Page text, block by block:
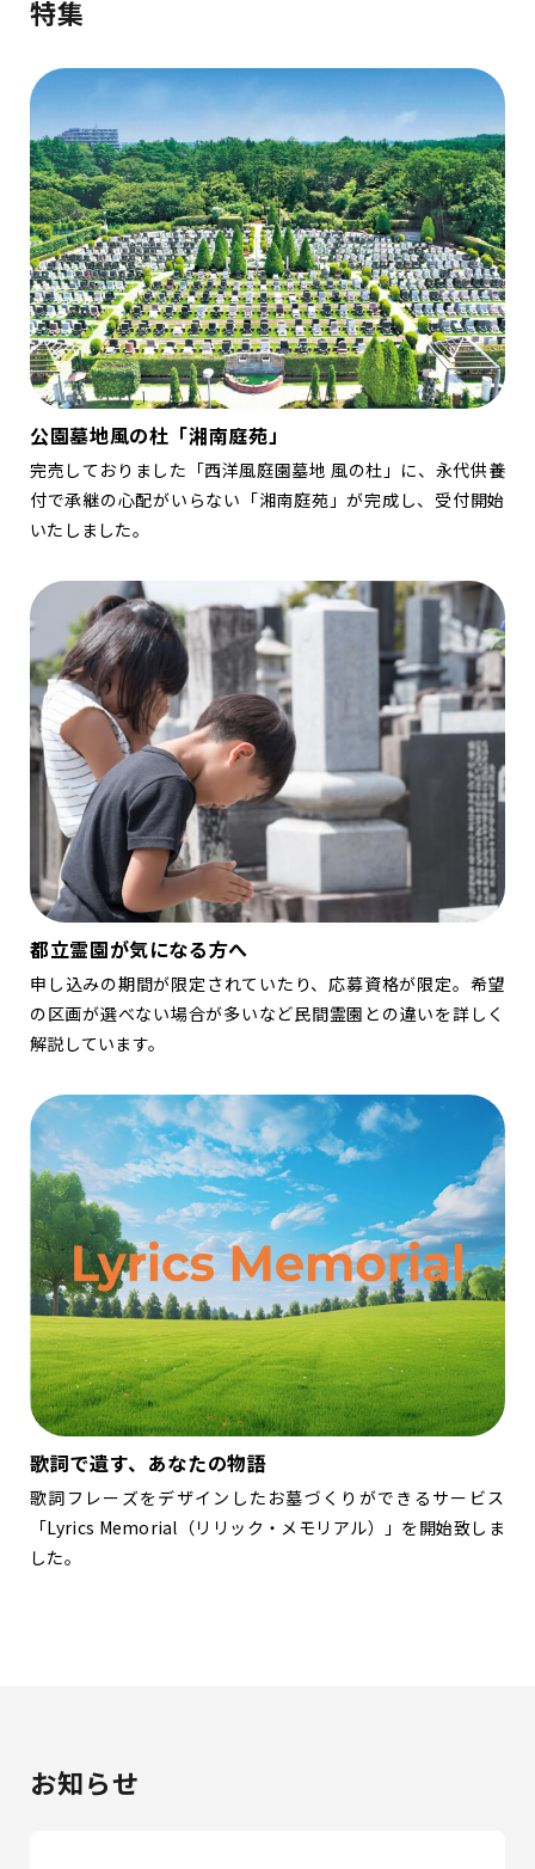
特集
公園墓地風の杜「湘南庭苑」
完売しておりました「西洋風庭園墓地 風の杜」に、永代供養
付で承継の心配がいらない「湘南庭苑」が完成し、受付開始
いたしました。
都立霊園が気になる方へ
申し込みの期間が限定されていたり、応募資格が限定。希望
の区画が選べない場合が多いなど民間霊園との違いを詳しく
解説しています。
歌詞で遺す、あなたの物語
歌詞フレーズをデザインしたお墓づくりができるサービス
「Lyrics Memorial（リリック・メモリアル）」を開始致しま
した。
お知らせ